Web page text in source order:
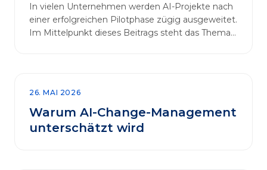
In vielen Unternehmen werden AI-Projekte nach
einer erfolgreichen Pilotphase zügig ausgeweitet.
Im Mittelpunkt dieses Beitrags steht das Thema
26. MAI 2026
Warum AI-Change-Management
unterschätzt wird